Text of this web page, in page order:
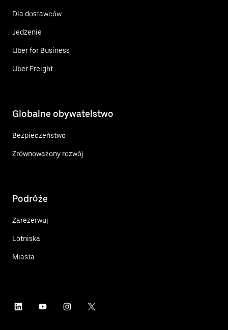
Dla dostawców
Jedzenie
Uber for Business
Uber Freight
Globalne obywatelstwo
Bezpieczeństwo
Zrównoważony rozwój
Podróże
Zarezerwuj
Lotniska
Miasta